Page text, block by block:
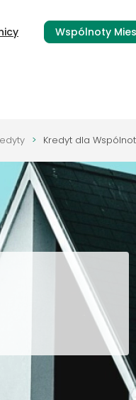
Wspólnoty
Kredyt dla